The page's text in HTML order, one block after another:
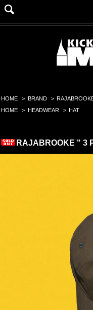
HOME > BRAND >
HOME
> HEADWEAR > HAT
RAJABROOKE " 3